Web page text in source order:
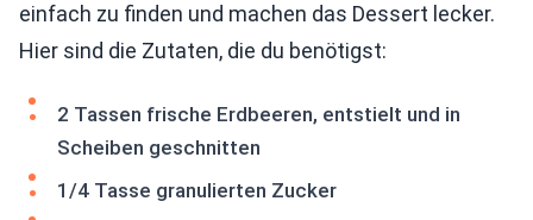
einfach zu finden und machen das Dessert lecker.
Hier sind die Zutaten, die du benötigst:
2 Tassen frische Erdbeeren, entstielt und in
Scheiben geschnitten
1/4 Tasse granulierten Zucker